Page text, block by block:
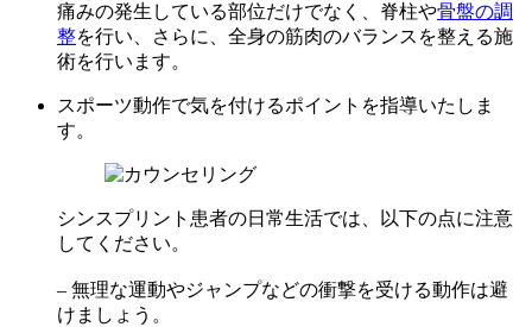
痛みの発生している部位だけでなく、脊柱や骨盤の調
整を行い、さらに、全身の筋肉のバランスを整える施
術を行います。
スポーツ動作で気を付けるポイントを指導いたしま
す。
シンスプリント患者の日常生活では、以下の点に注意
してください。
– 無理な運動やジャンプなどの衝撃を受ける動作は避
けましょう。